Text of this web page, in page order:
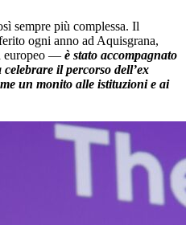
sempre più complessa. Il
ogni anno ad Aquisgrana,
europeo — è stato accompagnato
il percorso dell’ex
un monito alle istituzioni e ai